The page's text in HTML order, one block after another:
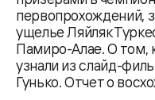
первопрохождений,
ущелье Ляйляк
Памиро-Алае. О том,
узнали из слайд-
Гунько. Отчет о